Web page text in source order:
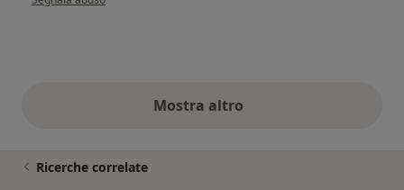
Mostra altroopinioni di cui sopra
Ricerche correlate